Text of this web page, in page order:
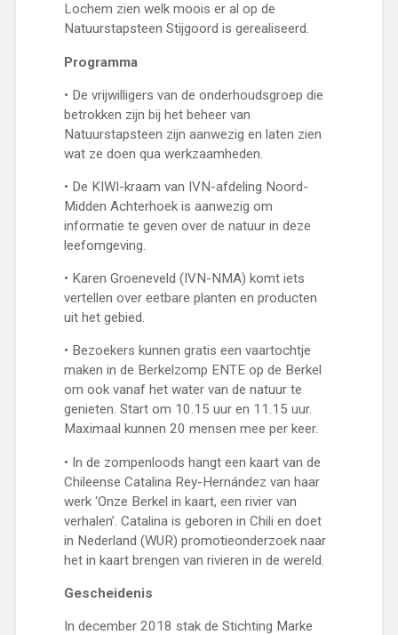
Lochem zien welk moois er al op de
Natuurstapsteen Stijgoord is gerealiseerd.
Programma
• De vrijwilligers van de onderhoudsgroep die
betrokken zijn bij het beheer van
Natuurstapsteen zijn aanwezig en laten zien
wat ze doen qua werkzaamheden.
• De KIWI-kraam van IVN-afdeling Noord-
Midden Achterhoek is aanwezig om
informatie te geven over de natuur in deze
leefomgeving.
• Karen Groeneveld (IVN-NMA) komt iets
vertellen over eetbare planten en producten
uit het gebied.
• Bezoekers kunnen gratis een vaartochtje
maken in de Berkelzomp ENTE op de Berkel
om ook vanaf het water van de natuur te
genieten. Start om 10.15 uur en 11.15 uur.
Maximaal kunnen 20 mensen mee per keer.
• In de zompenloods hangt een kaart van de
Chileense Catalina Rey-Hernández van haar
werk ‘Onze Berkel in kaart, een rivier van
verhalen’. Catalina is geboren in Chili en doet
in Nederland (WUR) promotieonderzoek naar
het in kaart brengen van rivieren in de wereld.
Gescheidenis
In december 2018 stak de Stichting Marke